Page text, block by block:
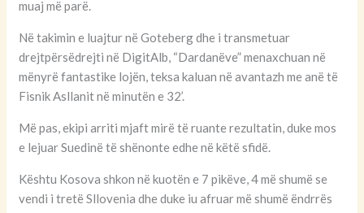
muaj më parë.
Në takimin e luajtur në Goteberg dhe i transmetuar
drejtpërsëdrejti në DigitAlb, “Dardanëve” menaxchuan në
mënyrë fantastike lojën, teksa kaluan në avantazh me anë të
Fisnik Asllanit në minutën e 32’.
Më pas, ekipi arriti mjaft mirë të ruante rezultatin, duke mos
e lejuar Suedinë të shënonte edhe në këtë sfidë.
Kështu Kosova shkon në kuotën e 7 pikëve, 4 më shumë se
vendi i tretë Sllovenia dhe duke iu afruar më shumë ëndrrës